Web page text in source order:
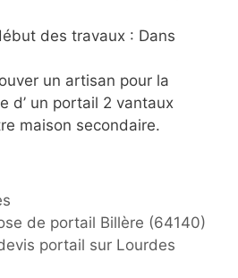
des travaux : Dans
un artisan pour la
d’ un portail 2 vantaux
maison secondaire.
de portail Billère (64140)
portail sur Lourdes